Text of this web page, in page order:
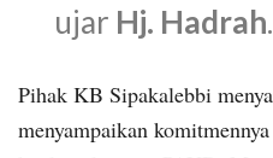
ujar Hj. Hadrah.
Pihak KB Sipakalebbi
menyampaikan